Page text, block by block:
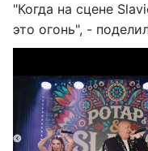
"Когда на сцене
это огонь", -